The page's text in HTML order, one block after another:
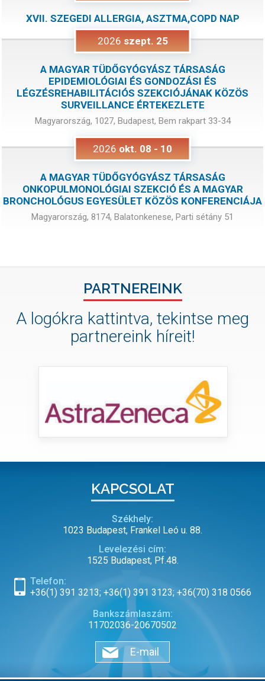
XVII. SZEGEDI ALLERGIA, ASZTMA,COPD NAP
2026 szept. 25
A MAGYAR TÜDŐGYÓGYÁSZ TÁRSASÁG
EPIDEMIOLÓGIAI ÉS GONDOZÁSI ÉS
LÉGZÉSREHABILITÁCIÓS SZEKCIÓJÁNAK KÖZÖS
SURVEILLANCE ÉRTEKEZLETE
Magyarország, 1027, Budapest, Bem rakpart 33-34
2026 okt. 08 - 10
A MAGYAR TÜDŐGYÓGYÁSZ TÁRSASÁG
ONKOPULMONOLÓGIAI SZEKCIÓ ÉS A MAGYAR
BRONCHOLÓGUS EGYESÜLET KÖZÖS KONFERENCIÁJA
Magyarország, 8174, Balatonkenese, Parti sétány 51
PARTNEREINK
A logókra kattintva, tekintse meg
partnereink híreit!
KAPCSOLAT
Székhely:
1023 Budapest, Frankel Leó u. 88.
Levelezési cím:
1525 Budapest, Pf.48.
Telefon:
+36(1) 391 3213; +36(1) 391 3123; +36(70) 318 0566
Bankszámlaszám:
11702036-20670502
E-mail